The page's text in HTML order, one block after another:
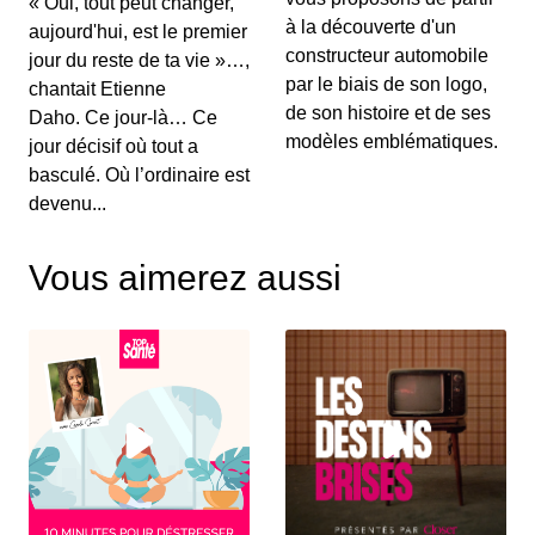
00:03:15 - IL Y A 6 ANS
Au menu de ce vendredi&nbsp;: l’essai du
Renault Captur hybride rechargeable, la Suzuki...
S12E130: L'actu auto du 02 juillet 2020
00:03:25 - IL Y A 6 ANS
Le Grenadier, c’est un peu le successeur du
S12E129: L'actu auto du 1er juillet 2020
Le Volkswagen Tiguan s’offre un nouveau look et
de nouvelles motorisations. On fait le p...
S12E128: L'actu auto du 30 juin 2020
00:03:12 - IL Y A 6 ANS
Pleins feux en ce mardi sur la nouvelle Citroën
C4. On parlera également des 110 km/h su...
aujourd'hui, est le premier
jour du reste de ta vie »…,
chantait Etienne
Daho. Ce jour-là… Ce
jour décisif où tout a
basculé. Où l’ordinaire est
devenu...
à la découverte d'un
constructeur automobile
par le biais de son logo,
de son histoire et de ses
modèles emblématiques.
Vous aimerez aussi